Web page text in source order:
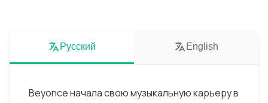
Русский English
Beyonce начала свою музыкальную карьеру в